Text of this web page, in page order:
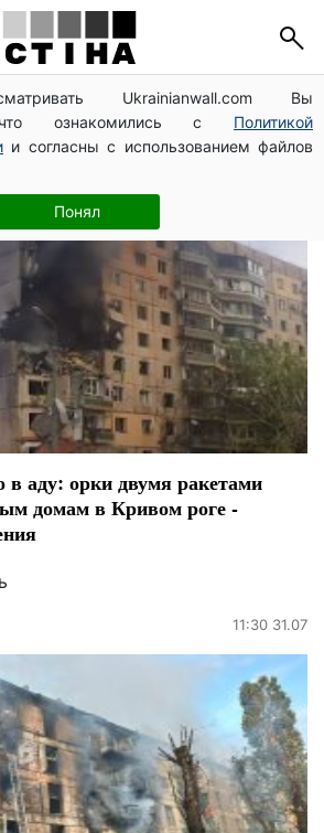
Ukrainianwall.com Вы
что ознакомились с Политикой
и согласны с использованием файлов
Понял
в аду: орки двумя ракетами
домам в Кривом роге -
11:30 31.07